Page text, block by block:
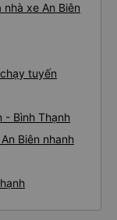
xe An Biên
tuyến
- Bình Thạnh
Biên nhanh